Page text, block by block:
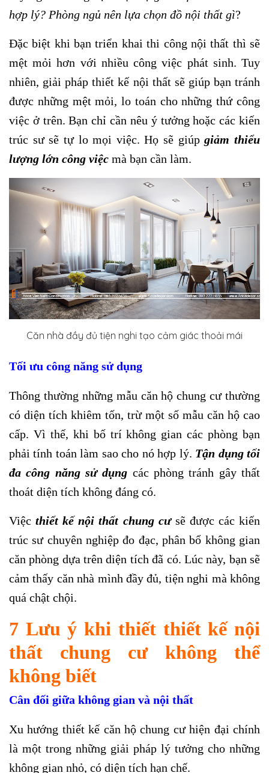
hợp lý? Phòng ngủ nên lựa chọn đồ nội thất gì?
Đặc biệt khi bạn triển khai thi công nội thất thì sẽ
mệt mỏi hơn với nhiều công việc phát sinh. Tuy
nhiên, giải pháp thiết kế nội thất sẽ giúp bạn tránh
được những mệt mỏi, lo toán cho những thứ công
việc ở trên. Bạn chỉ cần nêu ý tưởng hoặc các kiến
trúc sư sẽ tự lo mọi việc. Họ sẽ giúpgiảm thiểu
lượng lớn công việc mà bạn cần làm.
Căn nhà đầy đủ tiện nghi tạo cảm giác thoải mái
Tối ưu công năng sử dụng
Thông thường những mẫu căn hộ chung cư thường
có diện tích khiêm tốn, trừ một số mẫu căn hộ cao
cấp. Vì thế, khi bố trí không gian các phòng bạn
phải tính toán làm sao cho nó hợp lý. Tận dụng tối
đa công năng sử dụng các phòng tránh gây thất
thoát diện tích không đáng có.
Việcthiết kế nội thất chung cưsẽ được các kiến
trúc sư chuyên nghiệp đo đạc, phân bổ không gian
căn phòng dựa trên diện tích đã có. Lúc này, bạn sẽ
cảm thấy căn nhà mình đầy đủ, tiện nghi mà không
quá chật chội.
7 Lưu ý khi thiết thiết kế nội
thất chung cư không thể
không biết
Cân đối giữa không gian và nội thất
Xu hướng thiết kế căn hộ chung cư hiện đại chính
là một trong những giải pháp lý tưởng cho những
không gian nhỏ, có diện tích hạn chế.